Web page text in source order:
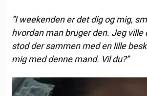
”I weekenden er det dig og mig,
hvordan man bruger den. Jeg ville
stod der sammen med en lille
mig med denne mand. Vil du?”